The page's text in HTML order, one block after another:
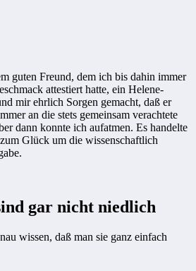
guten Freund, dem ich bis dahin immer
attestiert hatte, ein Helene-
mir ehrlich Sorgen gemacht, daß er
an die stets gemeinsam verachtete
dann konnte ich aufatmen. Es handelte
Glück um die wissenschaftlich
gar nicht niedlich
wissen, daß man sie ganz einfach